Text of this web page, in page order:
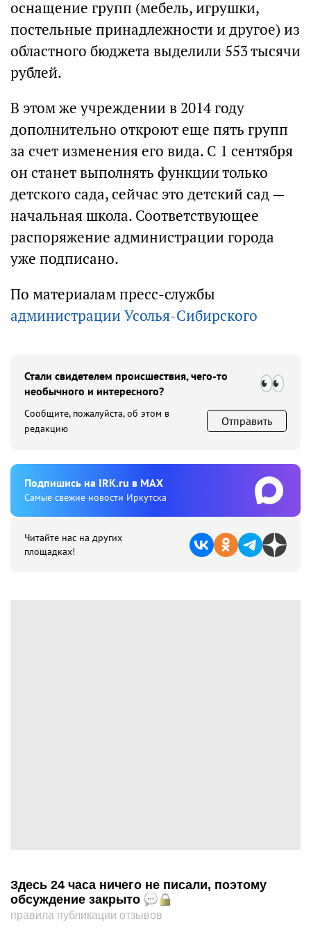
оснащение групп (мебель, игрушки,
постельные принадлежности и другое) из
областного бюджета выделили 553 тысячи
рублей.
В этом же учреждении в 2014 году
дополнительно откроют еще пять групп
за счет изменения его вида. С 1 сентября
он станет выполнять функции только
детского сада, сейчас это детский сад —
начальная школа. Соответствующее
распоряжение администрации города
уже подписано.
По материалам пресс-службы
администрации Усолья-Сибирского
Стали свидетелем происшествия, чего-то
необычного и интересного?
Сообщите, пожалуйста, об этом в
редакцию
Отправить
Подпишиcь на IRK.ru в MAX
Cамые свежие новости Иркутска
Читайте нас на других
площадках!
Здесь 24 часа ничего не писали, поэтому
обсуждение закрыто
правила публикации отзывов